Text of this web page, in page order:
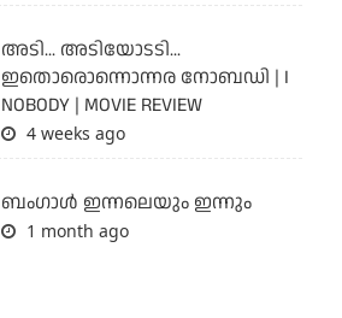
അടി... അടിയോടടി...
ഇതൊരൊന്നൊന്നര നോബഡി | I
NOBODY | MOVIE REVIEW
4 weeks ago
ബംഗാള്‍ ഇന്നലെയും ഇന്നും
1 month ago